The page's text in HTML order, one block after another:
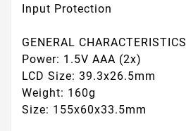
Input Protection
GENERAL CHARACTERISTICS
Power: 1.5V AAA (2x)
LCD Size: 39.3x26.5mm
Weight: 160g
Size: 155x60x33.5mm